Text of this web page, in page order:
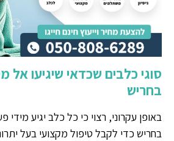
סוגי כלבים שכדאי שיגיעו
בחריש
באופן עקרוני, רצוי כי כל כלב יגיע
בחריש כדי לקבל טיפול מקצועי בעל